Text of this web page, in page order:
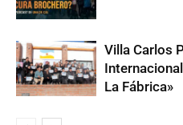
Villa Carlos
La Fábrica»